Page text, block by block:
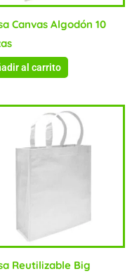
Canvas Algodón 10
al carrito
Reutilizable Big